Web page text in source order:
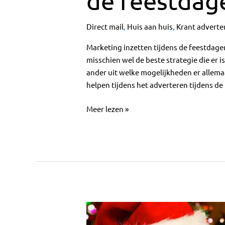
Direct mail, Huis aan huis, Krant
Marketing inzetten tijdens de
misschien wel de beste strategie die er
ander uit welke mogelijkheden er
helpen tijdens het adverteren tijdens
Meer lezen »
Direct
mail